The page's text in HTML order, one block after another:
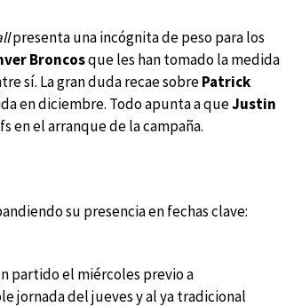
presenta una incógnita de peso para los
Broncosque les han tomado la medida
sí. La gran duda recae sobrePatrick
en diciembre. Todo apunta a queJustin
en el arranque de la campaña.
su presencia en fechas clave:
partido el miércoles previo a
jornada del jueves y al ya tradicional